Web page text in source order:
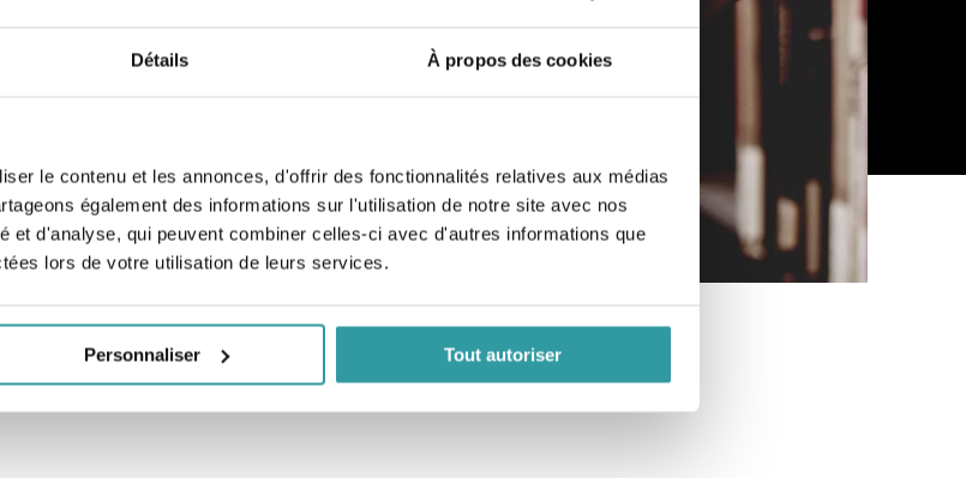
Détails À propos des cookies
le contenu et les annonces, d'offrir des fonctionnalités relatives aux médias
également des informations sur l'utilisation de notre site avec nos
et d'analyse, qui peuvent combiner celles-ci avec d'autres informations que
lors de votre utilisation de leurs services.
Personnaliser Tout autoriser
Barbentane